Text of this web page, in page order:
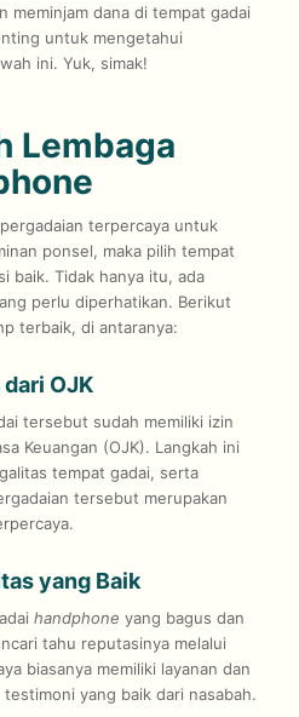
meminjam dana di tempat gadai
untuk mengetahui
ini. Yuk, simak!
Lembaga
terpercaya untuk
ponsel, maka pilih tempat
baik. Tidak hanya itu, ada
perlu diperhatikan. Berikut
terbaik, di antaranya:
OJK
tersebut sudah memiliki izin
Keuangan (OJK). Langkah ini
tempat gadai, serta
tersebut merupakan
yang Baik
handphone yang bagus dan
tahu reputasinya melalui
biasanya memiliki layanan dan
yang baik dari nasabah.